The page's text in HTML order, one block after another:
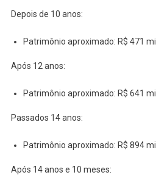
Depois de 10 anos:
Patrimônio aproximado: R$ 471 mil
Após 12 anos:
Patrimônio aproximado: R$ 641 mil
Passados 14 anos:
Patrimônio aproximado: R$ 894 mil
Após 14 anos e 10 meses: